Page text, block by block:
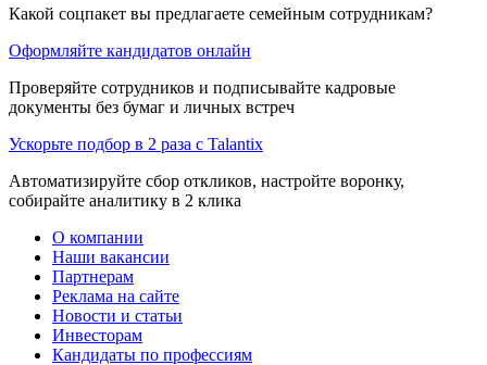
Какой соцпакет вы предлагаете семейным сотрудникам?
Оформляйте кандидатов онлайн
Проверяйте сотрудников и подписывайте кадровые
документы без бумаг и личных встреч
Ускорьте подбор в 2 раза с Talantix
Автоматизируйте сбор откликов, настройте воронку,
собирайте аналитику в 2 клика
О компании
Наши вакансии
Партнерам
Реклама на сайте
Новости и статьи
Инвесторам
Кандидаты по профессиям